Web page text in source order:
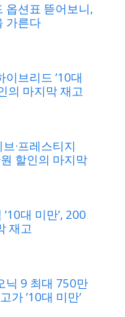
옵션표 뜯어보니,
가른다
브리드 ’10대
의 마지막 재고
·프레스티지
할인의 마지막
대 미만’, 200
재고
닉 9 최대 750만
가 ’10대 미만’